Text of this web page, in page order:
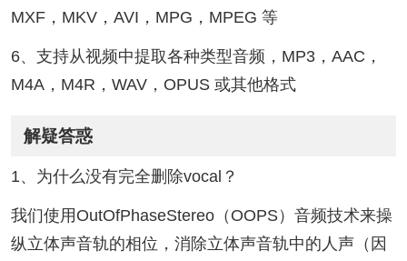
MXF，MKV，AVI，MPG，MPEG 等
6、支持从视频中提取各种类型音频，MP3，AAC，
M4A，M4R，WAV，OPUS 或其他格式
解疑答惑
1、为什么没有完全删除vocal？
我们使用OutOfPhaseStereo（OOPS）音频技术来操
纵立体声音轨的相位，消除立体声音轨中的人声（因